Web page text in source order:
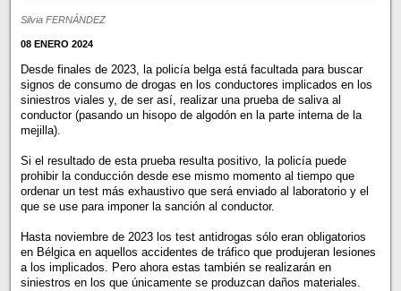
Silvia FERNÁNDEZ
08 ENERO 2024
Desde finales de 2023, la policía belga está facultada para buscar
signos de consumo de drogas en los conductores implicados en los
siniestros viales y, de ser así, realizar una prueba de saliva al
conductor (pasando un hisopo de algodón en la parte interna de la
mejilla).
Si el resultado de esta prueba resulta positivo, la policía puede
prohibir la conducción desde ese mismo momento al tiempo que
ordenar un test más exhaustivo que será enviado al laboratorio y el
que se use para imponer la sanción al conductor.
Hasta noviembre de 2023 los test antidrogas sólo eran obligatorios
en Bélgica en aquellos accidentes de tráfico que produjeran lesiones
a los implicados. Pero ahora estas también se realizarán en
siniestros en los que únicamente se produzcan daños materiales.